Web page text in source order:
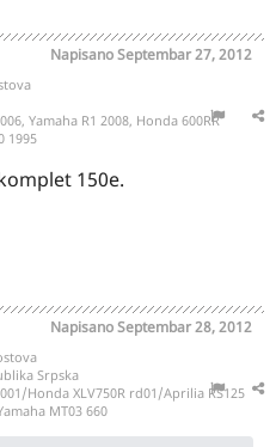
NapisanoSeptembar 27, 2012
Yamaha R1 2008, Honda 600RR
1995
150e.
NapisanoSeptembar 28, 2012
Srpska
Honda XLV750R rd01/Aprilia RS125
MT03 660